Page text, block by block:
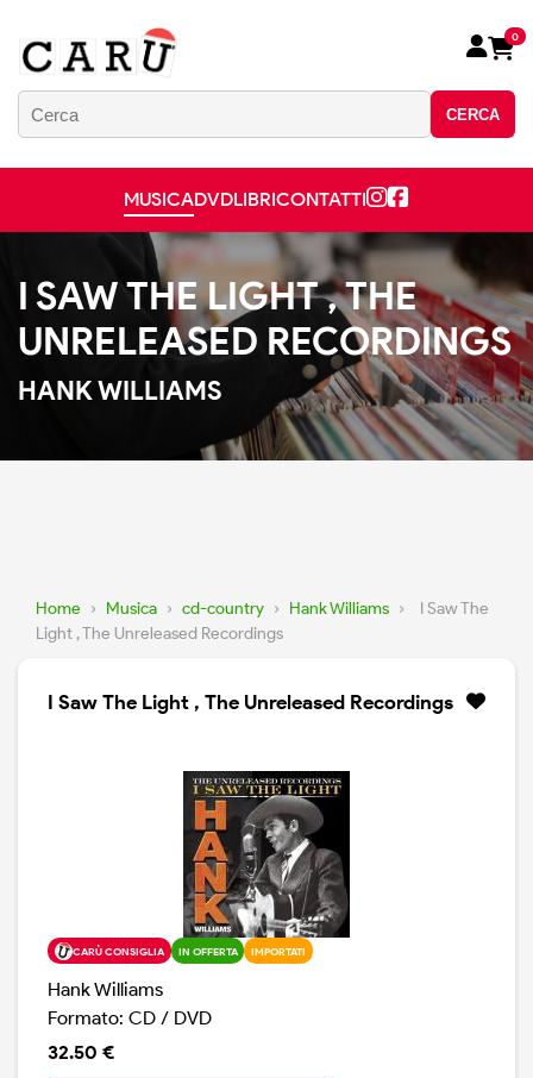
CERCA
0
MUSICADVDLIBRICONTATTI
I SAW THE LIGHT , THE
UNRELEASED RECORDINGS
HANK WILLIAMS
Home › Musica › cd-country › Hank Williams ›
I Saw The
Light , The Unreleased Recordings
I Saw The Light , The Unreleased Recordings
CARÙ CONSIGLIA IN OFFERTA IMPORTATI
Hank Williams
Formato: CD / DVD
32.50 €